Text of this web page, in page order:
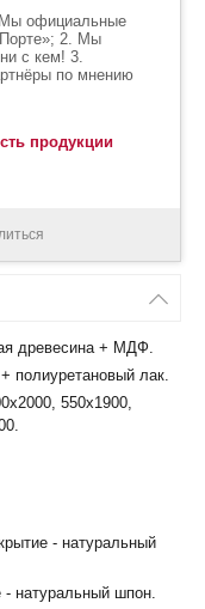
официальные
2. Мы
с кем! 3.
по мнению
продукции
древесина + МДФ.
полиуретановый лак.
550x1900,
- натуральный
натуральный шпон.